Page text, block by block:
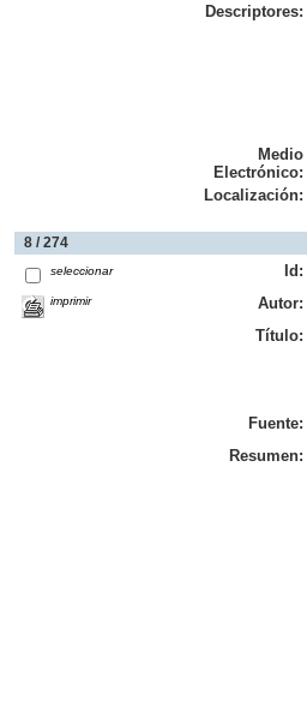
Descriptores:
Medio
Electrónico:
Localización:
8 / 274
seleccionar
imprimir
Id:
Autor:
Título:
Fuente:
Resumen: